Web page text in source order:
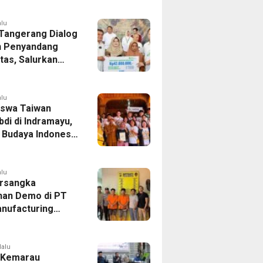
Denpasar
Dialog
Penyandang
Salurkan
dan Tampung
Taiwan
di Indramayu,
Indonesia
Pekerja
Demo di PT
Ditahan, Polda
Pengelolaan